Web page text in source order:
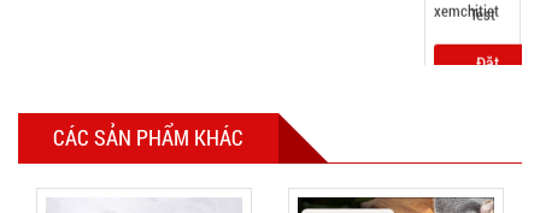
Tripod 3
chân K07
GIÁ:
CÁC SẢN PHẨM KHÁC